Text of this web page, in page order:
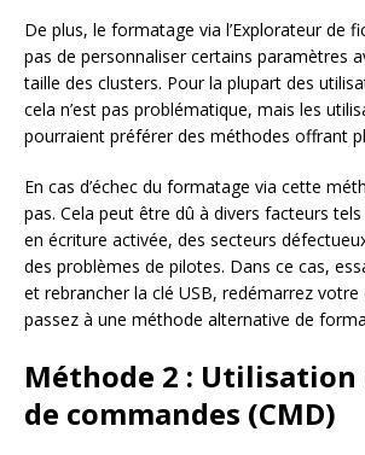
De plus, le formatage via l’Explorateur de
pas de personnaliser certains paramètres
taille des clusters. Pour la plupart des
cela n’est pas problématique, mais les
pourraient préférer des méthodes offrant
En cas d’échec du formatage via cette
pas. Cela peut être dû à divers facteurs
en écriture activée, des secteurs
des problèmes de pilotes. Dans ce cas,
et rebrancher la clé USB, redémarrez
passez à une méthode alternative de
Méthode 2 : Utilisation
de commandes (CMD)